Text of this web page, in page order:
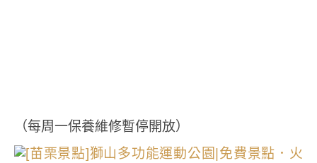
（每周一保養維修暫停開放）